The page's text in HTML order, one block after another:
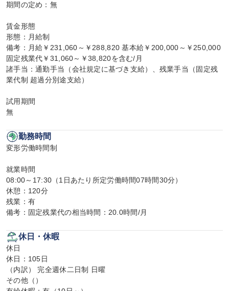
期間の定め：無
賃金形態
形態：月給制
備考：月給￥231,060～￥288,820 基本給￥200,000～￥250,000
固定残業代￥31,060～￥38,820を含む/月
諸手当：通勤手当（会社規定に基づき支給）、残業手当（固定残
業代制 超過分別途支給）
試用期間
無
勤務時間
変形労働時間制
就業時間
08:00～17:30（1日あたり所定労働時間07時間30分）
休憩：120分
残業：有
備考：固定残業代の相当時間：20.0時間/月
休日・休暇
休日
休日：105日
（内訳） 完全週休二日制 日曜
その他（）